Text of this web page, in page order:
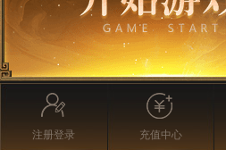
注册登录 充值中心